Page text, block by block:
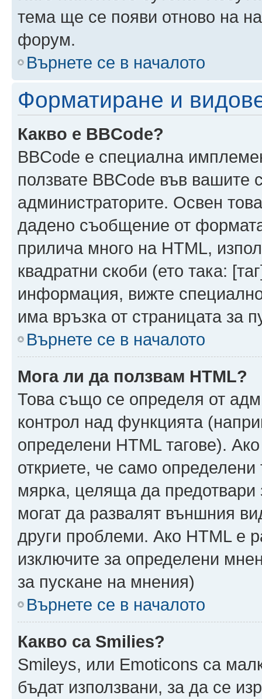
тема ще се появи отново на
форум.
Върнете се в началото
Форматиране и
Какво е BBCode?
BBCode е специална
ползвате BBCode във
администраторите. Освен
дадено съобщение от
прилича много на HTML,
квадратни скоби (ето така:
информация, вижте
има връзка от страницата за
Върнете се в началото
Мога ли да ползвам HTML?
Това също се определя от
контрол над функцията
определени HTML тагове).
откриете, че само определени
мярка, целяща да предотвари
могат да развалят външния
други проблеми. Ако HTML е
изключите за определени
за пускане на мнения)
Върнете се в началото
Какво са Smilies?
Smileys, или Emoticons са
бъдат използвани, за да се